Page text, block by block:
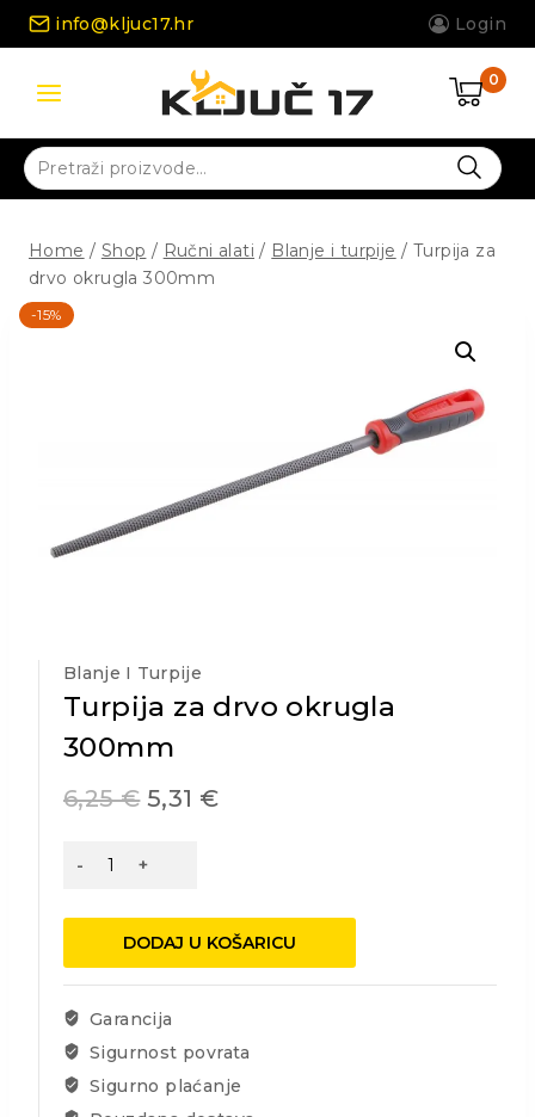
Skip
info@kljuc17.hr Login
0
Pretraži:
Home / Shop / Ručni alati / Blanje i turpije / Turpija za
drvo okrugla 300mm
-15%
Blanje I Turpije
Turpija za drvo okrugla
300mm
6,25€ 5,31 €
Turpija
okrugla
količina
DODAJ U KOŠARICU
Garancija
Sigurnost povrata
Sigurno plaćanje